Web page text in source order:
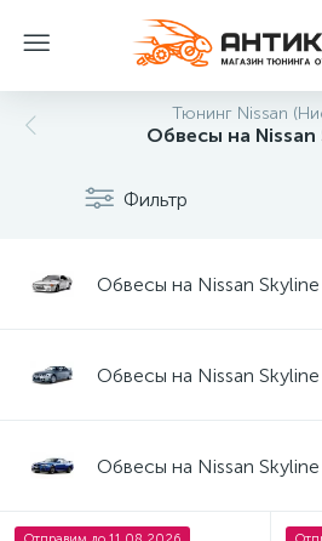
Тюнинг Nissan
Обвесы на Nissan
Фильтр
Обвесы на Nissan Skyline
Обвесы на Nissan Skyline
Обвесы на Nissan